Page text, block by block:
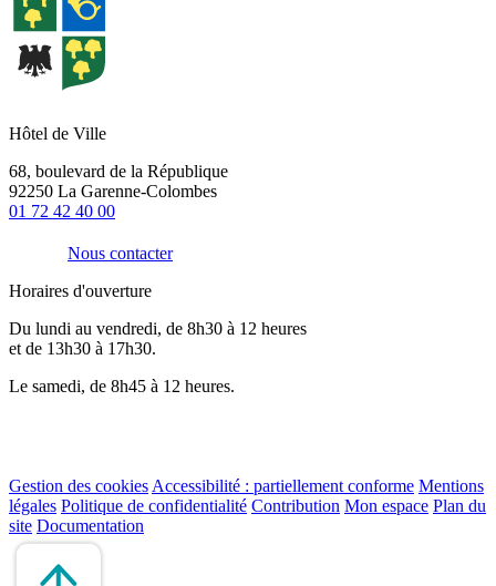
Hôtel de Ville
68, boulevard de la République
92250 La Garenne-Colombes
01 72 42 40 00
Nous contacter
Horaires d'ouverture
Du lundi au vendredi, de 8h30 à 12 heures
et de 13h30 à 17h30.
Le samedi, de 8h45 à 12 heures.
Gestion des cookies Accessibilité : partiellement conforme Mentions
légales Politique de confidentialité Contribution Mon espace Plan du
site Documentation